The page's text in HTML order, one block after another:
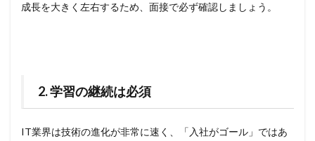
成長を大きく左右するため、面接で必ず確認しましょう。
2. 学習の継続は必須
IT業界は技術の進化が非常に速く、「入社がゴール」ではあ